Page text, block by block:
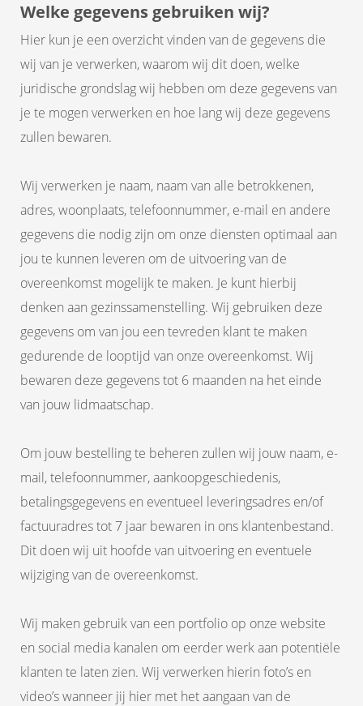
Welke gegevens gebruiken wij?
Hier kun je een overzicht vinden van de gegevens die
wij van je verwerken, waarom wij dit doen, welke
juridische grondslag wij hebben om deze gegevens van
je te mogen verwerken en hoe lang wij deze gegevens
zullen bewaren.
Wij verwerken je naam, naam van alle betrokkenen,
adres, woonplaats, telefoonnummer, e-mail en andere
gegevens die nodig zijn om onze diensten optimaal aan
jou te kunnen leveren om de uitvoering van de
overeenkomst mogelijk te maken. Je kunt hierbij
denken aan gezinssamenstelling. Wij gebruiken deze
gegevens om van jou een tevreden klant te maken
gedurende de looptijd van onze overeenkomst. Wij
bewaren deze gegevens tot 6 maanden na het einde
van jouw lidmaatschap.
Om jouw bestelling te beheren zullen wij jouw naam, e-
mail, telefoonnummer, aankoopgeschiedenis,
betalingsgegevens en eventueel leveringsadres en/of
factuuradres tot 7 jaar bewaren in ons klantenbestand.
Dit doen wij uit hoofde van uitvoering en eventuele
wijziging van de overeenkomst.
Wij maken gebruik van een portfolio op onze website
en social media kanalen om eerder werk aan potentiële
klanten te laten zien. Wij verwerken hierin foto’s en
video’s wanneer jij hier met het aangaan van de